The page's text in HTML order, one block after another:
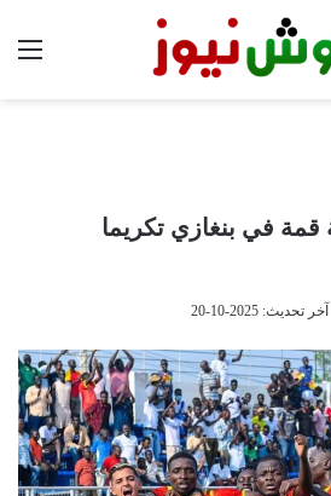
قمة في بنغازي تكريما
آخر تحديث: 2025-10-20